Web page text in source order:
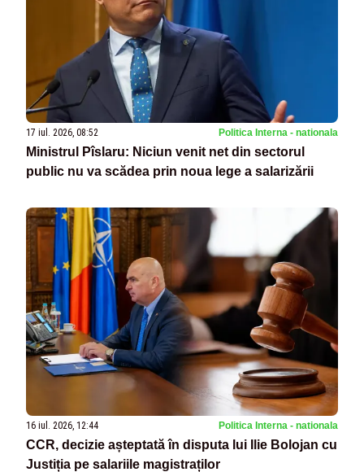
17 iul. 2026, 08:52 Politica Interna - nationala
Ministrul Pîslaru: Niciun venit net din sectorul
public nu va scădea prin noua lege a salarizării
16 iul. 2026, 12:44 Politica Interna - nationala
CCR, decizie așteptată în disputa lui Ilie Bolojan cu
Justiția pe salariile magistraților